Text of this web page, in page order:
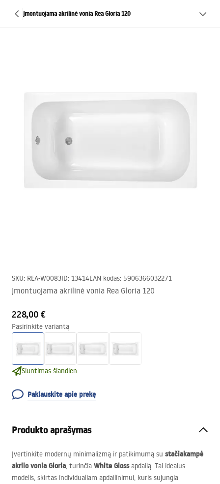
Įmontuojama akrilinė vonia Rea Gloria 120
SKU: REA-W0083ID: 13414EAN kodas: 5906366032271
Įmontuojama akrilinė vonia Rea Gloria 120
228,00 €
Pasirinkite variantą
Siuntimas šiandien.
Paklauskite apie prekę
Produkto aprašymas
Įvertinkite modernų minimalizmą ir patikimumą su stačiakampė
akrilo vonia Gloria, turinčia White Glossapdailą. Tai idealus
modelis, skirtas individualiam apdailinimui, kuris sujungia